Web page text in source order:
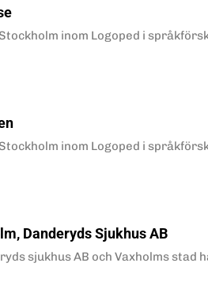
inom Logoped i
inom Logoped i
Danderyds Sjukhus AB
sjukhus AB och Vaxholms